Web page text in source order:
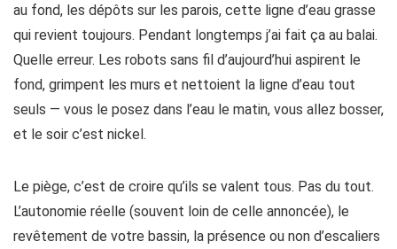
au fond, les dépôts sur les parois, cette ligne d’eau grasse
qui revient toujours. Pendant longtemps j’ai fait ça au balai.
Quelle erreur. Les robots sans fil d’aujourd’hui aspirent le
fond, grimpent les murs et nettoient la ligne d’eau tout
seuls — vous le posez dans l’eau le matin, vous allez bosser,
et le soir c’est nickel.
Le piège, c’est de croire qu’ils se valent tous. Pas du tout.
L’autonomie réelle (souvent loin de celle annoncée), le
revêtement de votre bassin, la présence ou non d’escaliers